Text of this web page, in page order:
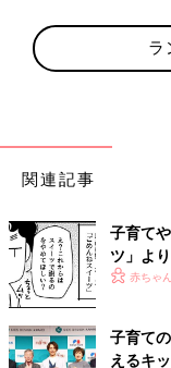
子育てアドバイザ
1974年生まれ。
育てアドバイザー
従来の子育てを見
の経験を生かし
育て日記』が多く
ラ
関連記事
子育て
ツ」よ
赤ちゃ
子育て
えるキ